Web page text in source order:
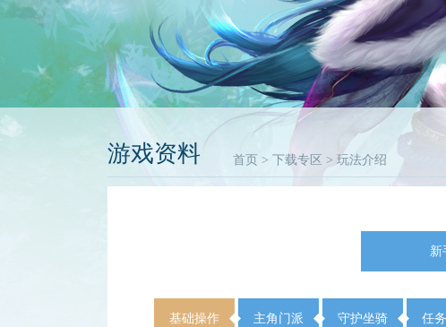
游戏资料 首页 > 下载专区 > 玩法介绍
新
基础操作 主角门派 守护坐骑 任